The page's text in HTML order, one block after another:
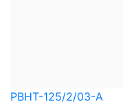
PBHT-125/2/03-A